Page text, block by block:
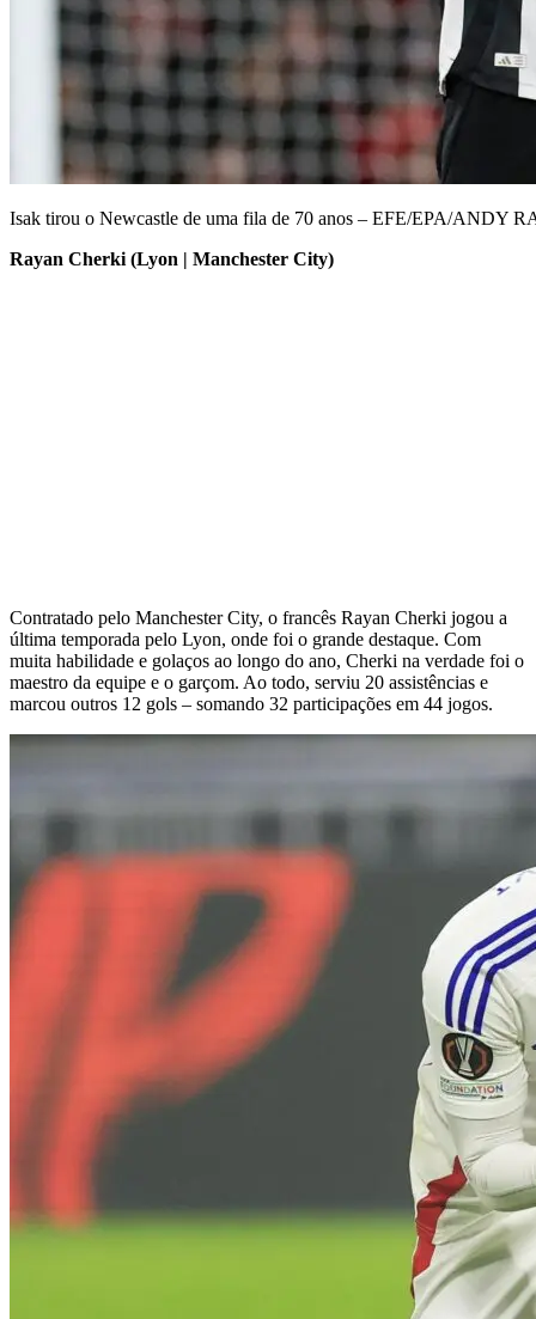
Isak tirou o Newcastle de uma fila de 70 anos – EFE/EPA/ANDY
Rayan Cherki (Lyon | Manchester City)
Contratado pelo Manchester City, o francês Rayan Cherki jogou a
última temporada pelo Lyon, onde foi o grande destaque. Com
muita habilidade e golaços ao longo do ano, Cherki na verdade foi o
maestro da equipe e o garçom. Ao todo, serviu 20 assistências e
marcou outros 12 gols – somando 32 participações em 44 jogos.